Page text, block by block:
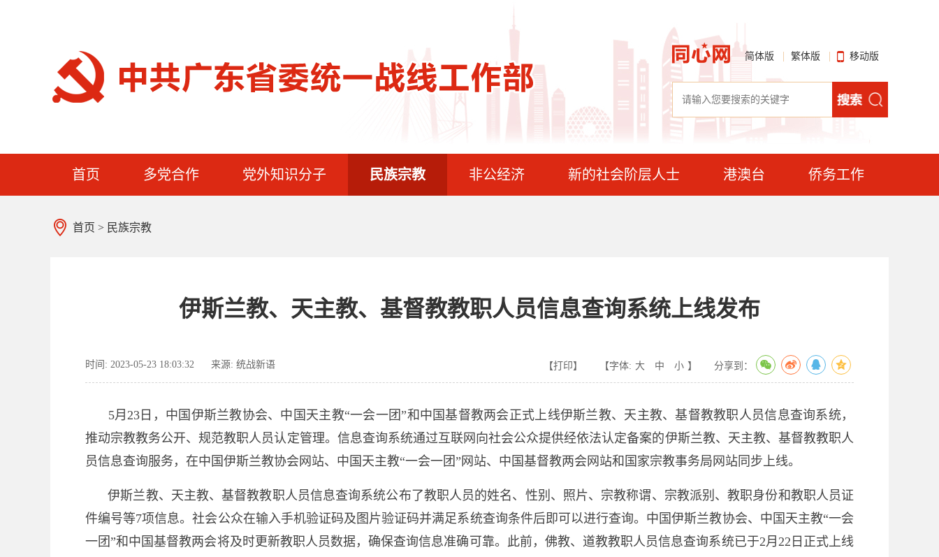
简体版 繁体版 移动版
首页 多党合作 党外知识分子 民族宗教 非公经济 新的社会阶层人士 港澳台 侨务工作
首页 > 民族宗教
伊斯兰教、天主教、基督教教职人员信息查询系统上线发布
时间: 2023-05-23 18:03:32 来源: 统战新语 【打印】 【字体: 大 中 小 】 分享到：
5月23日，中国伊斯兰教协会、中国天主教“一会一团”和中国基督教两会正式上线伊斯兰教、天主教、基督教教职人员信息查询系统，
推动宗教教务公开、规范教职人员认定管理。信息查询系统通过互联网向社会公众提供经依法认定备案的伊斯兰教、天主教、基督教教职人
员信息查询服务，在中国伊斯兰教协会网站、中国天主教“一会一团”网站、中国基督教两会网站和国家宗教事务局网站同步上线。
伊斯兰教、天主教、基督教教职人员信息查询系统公布了教职人员的姓名、性别、照片、宗教称谓、宗教派别、教职身份和教职人员证
件编号等7项信息。社会公众在输入手机验证码及图片验证码并满足系统查询条件后即可以进行查询。中国伊斯兰教协会、中国天主教“一会
一团”和中国基督教两会将及时更新教职人员数据，确保查询信息准确可靠。此前，佛教、道教教职人员信息查询系统已于2月22日正式上线